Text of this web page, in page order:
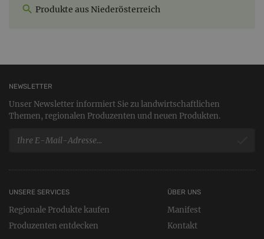
Produkte aus Niederösterreich
NEWSLETTER
Unser Newsletter informiert Sie zu landwirtschaftlichen
Themen, regionalen Produzenten und neuen Produkten.
UNSERE SERVICES
Regionale Produkte kaufen
Produzenten entdecken
ÜBER UNS
Manifest
Kontakt